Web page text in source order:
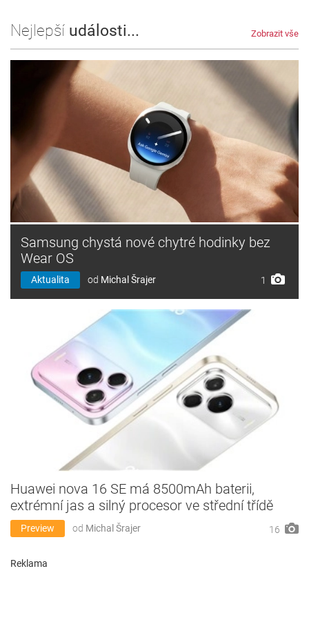
Nejlepší události... Zobrazit vše
Samsung chystá nové chytré hodinky bez
Wear OS
Aktualita od Michal Šrajer 1
Huawei nova 16 SE má 8500mAh baterii,
extrémní jas a silný procesor ve střední třídě
Preview od Michal Šrajer 16
Reklama